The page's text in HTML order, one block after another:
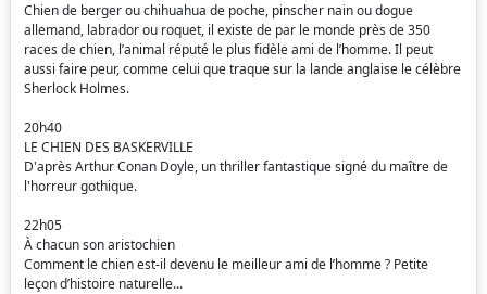
Chien de berger ou chihuahua de poche, pinscher nain ou dogue
allemand, labrador ou roquet, il existe de par le monde près de 350
races de chien, l’animal réputé le plus fidèle ami de l’homme. Il peut
aussi faire peur, comme celui que traque sur la lande anglaise le célèbre
Sherlock Holmes.
20h40
LE CHIEN DES BASKERVILLE
D'après Arthur Conan Doyle, un thriller fantastique signé du maître de
l'horreur gothique.
22h05
À chacun son aristochien
Comment le chien est-il devenu le meilleur ami de l’homme ? Petite
leçon d’histoire naturelle...